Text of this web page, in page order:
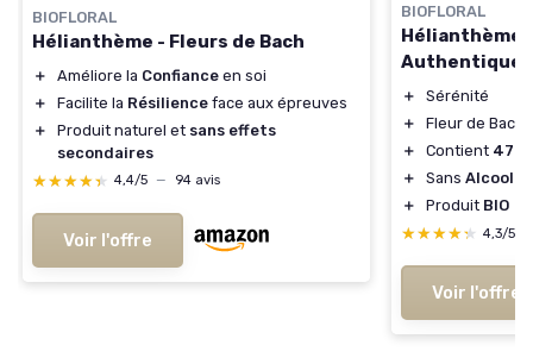
BIOFLORAL
Hélianthème - Fleurs de Bach
＋ Améliore la Confiance en soi
＋
Facilite la Résilience face aux épreuves
＋
Produit naturel et sans effets
secondaires
★★★★★
★★★★★ 4,4/5 — 94 avis
Voir l'offre
BIOFLORAL
Hélianthème
Authentique
＋
Sérénité
＋
Fleur de Bach
＋
Contient 470
＋
Sans Alcool
＋
Produit BIO
★★★★★
★★★★★ 4,3/5
Voir l'offre